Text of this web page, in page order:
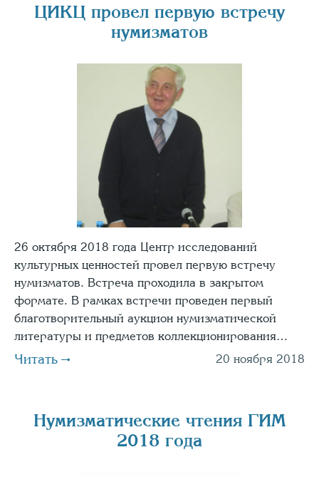
ЦИКЦ провел первую встречу
нумизматов
26 октября 2018 года Центр исследований
культурных ценностей провел первую встречу
нумизматов. Встреча проходила в закрытом
формате. В рамках встречи проведен первый
благотворительный аукцион нумизматической
литературы и предметов коллекционирования…
Читать 20 ноября 2018
Нумизматические чтения ГИМ
2018 года